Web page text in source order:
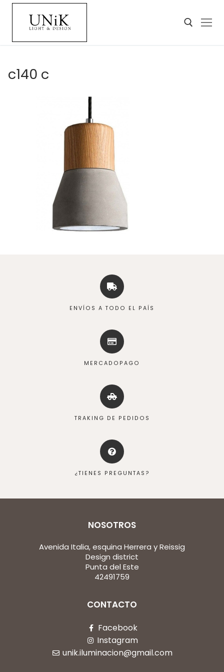
c140 c
ENVÍOS A TODO EL PAÍS
MERCADOPAGO
TRAKING DE PEDIDOS
¿TIENES PREGUNTAS?
NOSOTROS
Avenida Italia, esquina Herrera y Reissig
Design district
Punta del Este
42491759
CONTACTO
Facebook
Instagram
unik.iluminacion@gmail.com